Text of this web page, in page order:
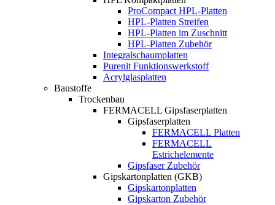
ProCompact HPL-Platten
HPL-Platten Streifen
HPL-Platten im Zuschnitt
HPL-Platten Zubehör
Integralschaumplatten
Purenit Funktionswerkstoff
Acrylglasplatten
Baustoffe
Trockenbau
FERMACELL Gipsfaserplatten
Gipsfaserplatten
FERMACELL Platten
FERMACELL
Estrichelemente
Gipsfaser Zubehör
Gipskartonplatten (GKB)
Gipskartonplatten
Gipskarton Zubehör